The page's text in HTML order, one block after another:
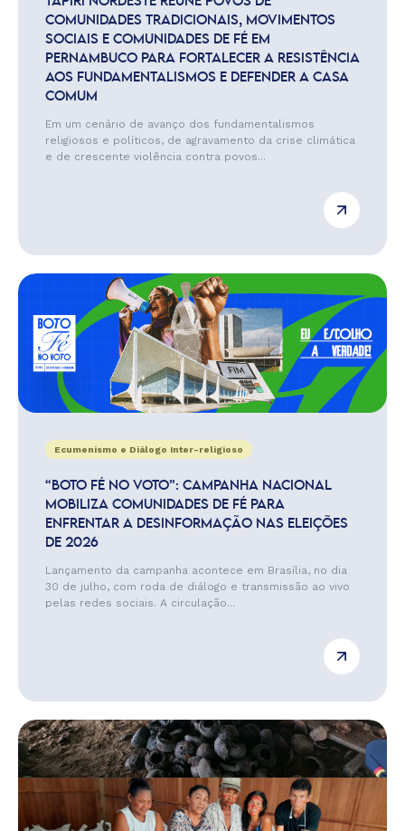
COMUNIDADES TRADICIONAIS, MOVIMENTOS
SOCIAIS E COMUNIDADES DE FÉ EM
PERNAMBUCO PARA FORTALECER A RESISTÊNCIA
AOS FUNDAMENTALISMOS E DEFENDER A CASA
COMUM
Em um cenário de avanço dos fundamentalismos
religiosos e políticos, de agravamento da crise climática
e de crescente violência contra povos...
Ecumenismo e Diálogo Inter-religioso
“BOTO FÉ NO VOTO”: CAMPANHA NACIONAL
MOBILIZA COMUNIDADES DE FÉ PARA
ENFRENTAR A DESINFORMAÇÃO NAS ELEIÇÕES
DE 2026
Lançamento da campanha acontece em Brasília, no dia
30 de julho, com roda de diálogo e transmissão ao vivo
pelas redes sociais. A circulação...